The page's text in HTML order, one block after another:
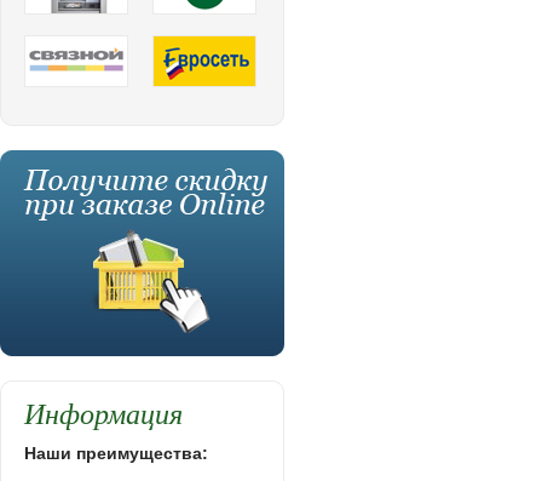
Информация
Наши преимущества: